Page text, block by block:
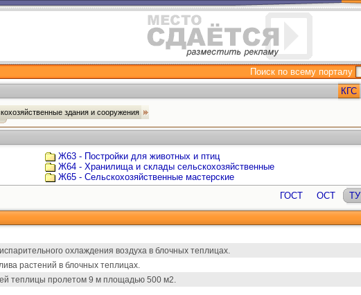
Поиск по всему порталу
КГС
здания и сооружения
Ж63 - Постройки для животных и птиц
Ж64 - Хранилища и склады сельскохозяйственные
Ж65 - Сельскохозяйственные мастерские
ГОСТ ОСТ ТУ
охлаждения воздуха в блочных теплицах.
растений в блочных теплицах.
теплицы пролетом 9 м площадью 500 м2.